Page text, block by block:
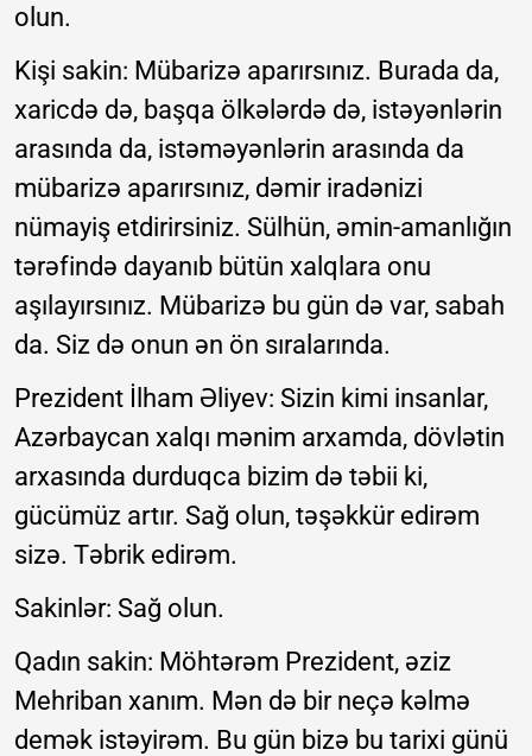
olun.
Kişi sakin: Mübarizə aparırsınız. Burada da,
xaricdə də, başqa ölkələrdə də, istəyənlərin
arasında da, istəməyənlərin arasında da
mübarizə aparırsınız, dəmir iradənizi
nümayiş etdirirsiniz. Sülhün, əmin-amanlığın
tərəfində dayanıb bütün xalqlara onu
aşılayırsınız. Mübarizə bu gün də var, sabah
da. Siz də onun ən ön sıralarında.
Prezident İlham Əliyev: Sizin kimi insanlar,
Azərbaycan xalqı mənim arxamda, dövlətin
arxasında durduqca bizim də təbii ki,
gücümüz artır. Sağ olun, təşəkkür edirəm
sizə. Təbrik edirəm.
Sakinlər: Sağ olun.
Qadın sakin: Möhtərəm Prezident, əziz
Mehriban xanım. Mən də bir neçə kəlmə
demək istəyirəm. Bu gün bizə bu tarixi günü